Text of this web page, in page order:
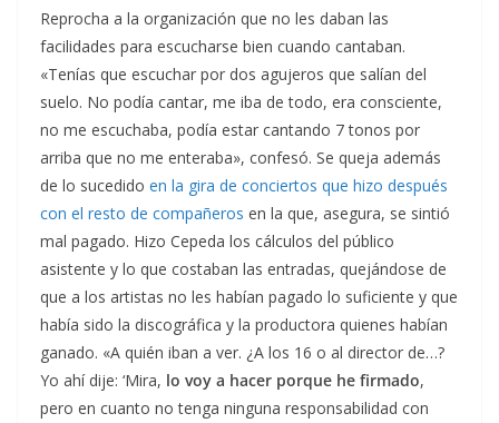
Reprocha a la organización que no les daban las
facilidades para escucharse bien cuando cantaban.
«Tenías que escuchar por dos agujeros que salían del
suelo. No podía cantar, me iba de todo, era consciente,
no me escuchaba, podía estar cantando 7 tonos por
arriba que no me enteraba», confesó. Se queja además
de lo sucedido en la gira de conciertos que hizo después
con el resto de compañeros en la que, asegura, se sintió
mal pagado. Hizo Cepeda los cálculos del público
asistente y lo que costaban las entradas, quejándose de
que a los artistas no les habían pagado lo suficiente y que
había sido la discográfica y la productora quienes habían
ganado. «A quién iban a ver. ¿A los 16 o al director de…?
Yo ahí dije: ‘Mira, lo voy a hacer porque he firmado,
pero en cuanto no tenga ninguna responsabilidad con